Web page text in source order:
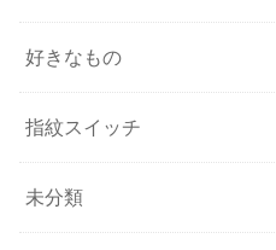
好きなもの
指紋スイッチ
未分類